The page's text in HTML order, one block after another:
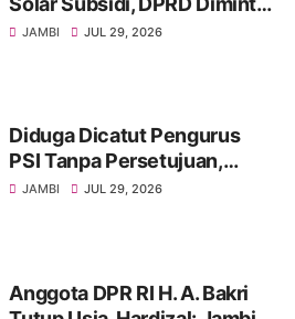
Sidak SPBU Kumun
JAMBI JUL 29, 2026
Diduga Dicatut Pengurus
PSI Tanpa Persetujuan,
Arifman Resmi Gugat DPD
JAMBI JUL 29, 2026
Anggota DPR RI H. A. Bakri